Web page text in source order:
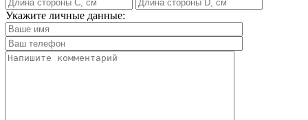
Укажите личные данные: